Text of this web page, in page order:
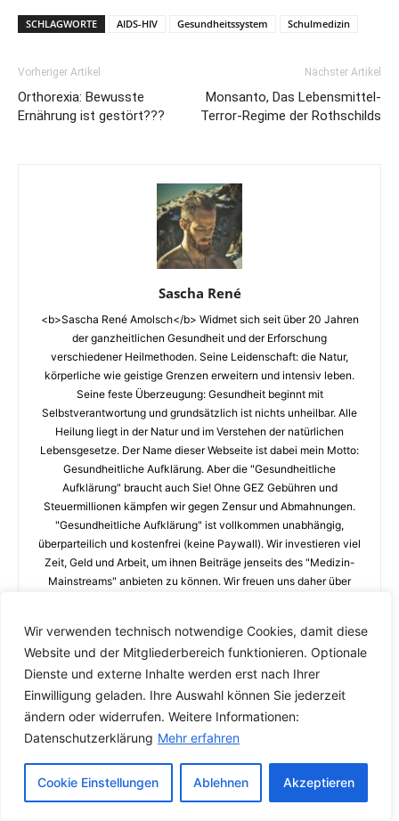
Wir verwenden technisch notwendige Cookies, damit diese
Website und der Mitgliederbereich funktionieren. Optionale
Dienste und externe Inhalte werden erst nach Ihrer
Einwilligung geladen. Ihre Auswahl können Sie jederzeit
ändern oder widerrufen. Weitere Informationen:
Datenschutzerklärung Mehr erfahren
Cookie Einstellungen Ablehnen Akzeptieren
SCHLAGWORTE AIDS-HIV Gesundheitssystem Schulmedizin
Vorheriger Artikel
Orthorexia: Bewusste
Ernährung ist gestört???
Nächster Artikel
Monsanto, Das Lebensmittel-
Terror-Regime der Rothschilds
Sascha René
<b>Sascha René Amolsch</b> Widmet sich seit über 20 Jahren
der ganzheitlichen Gesundheit und der Erforschung
verschiedener Heilmethoden. Seine Leidenschaft: die Natur,
körperliche wie geistige Grenzen erweitern und intensiv leben.
Seine feste Überzeugung: Gesundheit beginnt mit
Selbstverantwortung und grundsätzlich ist nichts unheilbar. Alle
Heilung liegt in der Natur und im Verstehen der natürlichen
Lebensgesetze. Der Name dieser Webseite ist dabei mein Motto:
Gesundheitliche Aufklärung. Aber die "Gesundheitliche
Aufklärung" braucht auch Sie! Ohne GEZ Gebühren und
Steuermillionen kämpfen wir gegen Zensur und Abmahnungen.
"Gesundheitliche Aufklärung" ist vollkommen unabhängig,
überparteilich und kostenfrei (keine Paywall). Wir investieren viel
Zeit, Geld und Arbeit, um ihnen Beiträge jenseits des "Medizin-
Mainstreams" anbieten zu können. Wir freuen uns daher über
rel="nofollow">Zum helfen klicken Sie bitte HIER.</a></strong>
2 Kommentare
B.Z.
10. Februar 2012 Beim 12:55